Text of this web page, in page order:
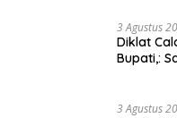
3 Agustus
Diklat
Bupati,:
3 Agustus